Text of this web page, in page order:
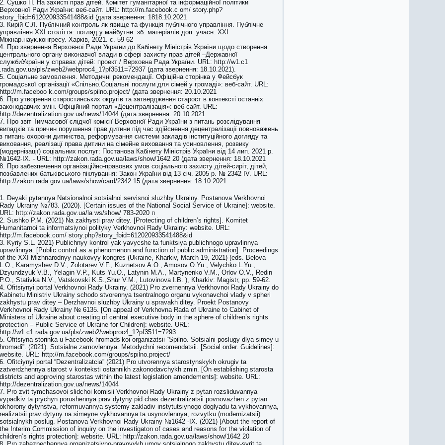
2. Сушко П. На захисті прав дітей. Комітет гуманітарної та інформаційної політики
Верховної Ради України: веб-сайт. URL: http://m.facebook.c om/ story.php?
story_fbid=612020933541488&id (дата звернення: 1818.10.2021
3. Кирій С.Л. Публічний контроль як явище та функція публічного управління. Публічне
управління ХХІ століття: погляд у майбутне: зб. матеріалів доп. учасн. ХХІ
Міжнар.наук.конгресу. Харків, 2021. с. 59-62
4. Про звернення Верховної Ради України до Кабінету Міністрів України щодо створення
центрального органу виконавчої влади в сфері захисту прав дітей –Державної
службиУкраїни у справах дітей: проект / Верховна Рада України. URL: http://w1.c1
.rada.gov.ua/pls/zweb2/webproc4_1?pf3511=72937 (дата звернення: 18.10.2021).
5. Соціальне замовлення. Методичні рекомендації. Офіційна сторінка у Фейсбук
громадської організації «Спільно.Соціальні послуги для сімей у громаді»: веб-сайт. URL:
http://m.faceboo k.com/groups/spilno.project/ (дата звернення: 20.10.2021
6. Про утворення старостинських округів та затвердження старост в контексті останніх
законодавчих змін. Офіційний портал «Децентралізація»: веб-сайт. URL:
http://dezentralization.gov.ua/news/14044 (дата звернення: 20.10.2021
7. Про звіт Тимчасової слідчої комісії Верховної Ради України з питань розслідування
випадків та причин порушення прав дитини під час здійснення децентралізації повноважень
з питань охорони дитинства, реформування системи закладів інституційного догляду та
виховання, реалізацї права дитини на сімейне виховання та усиновлення, розвику
(модернізації) соціальних послуг: Постанова Кабінету Міністрів України від 14 лип. 2021 р.
№1642-ІХ. - URL: http://zakon.rada.gov.ua/laws/show/1642 20 (дата звернення: 18.10.2021
8. Про забезпечення організаційно-правових умов соціального захисту дітей-сиріт, дітей,
позбавлених батьківського піклування: Закон України від 13 січ. 2005 р. № 2342 ІV. URL:
http://zakon.rada.gov.ua/laws/show/card/2342 15 (дата звернення: 18.10.2021
1. Deyaki pytannya Natsionalnoi sotsialnoi servisnoi sluzhby Ukrainy. Postanova Verkhovnoi
Rady Ukrainy №783. (2020). [Certain issues of the National Social Service of Ukraine]: website.
URL: http://zakon.rada.gov.ua/la ws/show/ 783-2020 п
2. Sushko P.M. (2021) Na zakhysti prav ditey. [Protecting of children’s rights]. Komitet
Humanitarnoi ta informatsiynoi polityky Verkhovnoi Rady Ukrainy: website. URL:
http://m.facebook.com/ story.php?story_fbid=612020933541488&id
3. Kyriy S.L. 2021) Publichnyy kontrol yak yavycshe ta funktsiya publichnogo upravlinnya
upravlinnya. [Public control as a phenomenon and function of public administration]. Proceedings
of the ХХІ Mizhnarodnyy naukovyy kongres (Ukraine, Kharkiv, March 19, 2021) (eds. Belova
L.O., Karamyshev D.V., Zolotarev V.F., Kuznetsov A.O., Amosov O.Yu., Velychko L.Yu.,
Dzyundzyuk V.B., Yelagin V.P., Kuts Yu.O., Latynin M.A., Martynenko V.M., Orlov O.V., Redin
P.O., Stativka N.V., Vatskovski K.S.,Shur V.M., Lutovinova I.B. ), Kharkiv: Magistr, pp. 59-62.
4. Ofitsiynyi portal Verkhovnoi Rady Ukrainy. (2021) Pro zvernennya Verkhovnoi Rady Ukrainy do
Kabinetu Ministriv Ukrainy schodo stvorennya tsentralnogo organu vykonavchoi vlady v spheri
zakhystu prav ditey – Derzhavnoi sluzhby Ukrainy u spravakh ditey. Proekt Postanovy
Verkhovnoi Rady Ukrainy № 6135. [On appeal of Verkhovna Rada of Ukraine to Cabinet of
Ministers of Ukraine about creating of central executive body in the sphere of children’s rights
protection – Public Service of Ukraine for Children]: website. URL:
http://w1.c1.rada.gov.ua/pls/zweb2/webproc4_1?pf3511=7293
5. Ofitsiyna storinka u Facebook hromads’koi organizatsii “Spilno. Sotsialni poslugy dlya simey u
hromadi”. (2021). Sotsialne zamovlennya. Metodychni recomendatsii. [Social order. Guidelines]:
website. URL: http://m.facebook.com/groups/spilno.project/
6. Ofitciynyi portal “Dezentralizatcia” (2021) Pro utvorennya starostynskykh okrugiv ta
zatverdzhennya starost v konteksti ostannikh zakonodavchykh zmin. [On establishing starosta
districts and approving starostas within the latest legislation amendements]: website. URL:
http://dezentralization.gov.ua/news/14044
7. Pro zvit tymchasovoi slidchoi komisii Verkhovnoi Rady Ukrainy z pytan rozsliduvannya
vypadkiv ta prychyn porushennya prav dytyny pid chas dezentralizatsii povnovazhen z pytan
okhorony dytynstva, reformuvannya systemy zakladiv instytutsiynogo doglyadu ta vykhovannya,
realizatsii prav dytyny na simeyne vykhovannya ta usynovlennya, rozvytku (modernizatsii)
sotsialnykh poslug. Postanova Verkhovnoi Rady Ukrainy №1642 -ІХ. (2021) [About the report of
the Interim Commission of inquiry on the investigaton of cases and reasons for the violation of
children’s rights protection]: website. URL: http://zakon.rada.gov.ua/laws/show/1642 20